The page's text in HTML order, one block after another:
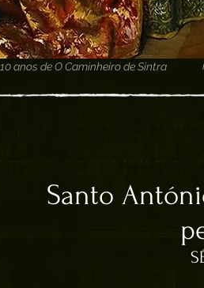
10 anos de O Caminheiro de Sintra
Santo